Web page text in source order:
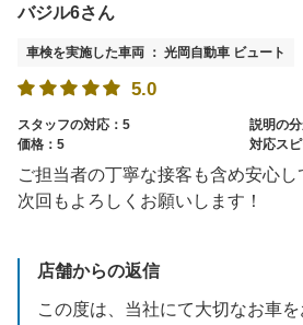
バジル6さん
車検を実施した車両 ： 光岡自動車 ビュート
5.0
スタッフの対応：5
説明の
価格：5
対応ス
ご担当者の丁寧な接客も含め安心し
次回もよろしくお願いします！
店舗からの返信